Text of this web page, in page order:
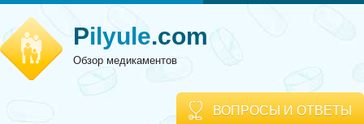
Pilyule.com
Обзор медикаментов
ВОПРОСЫ И ОТВЕТЫ